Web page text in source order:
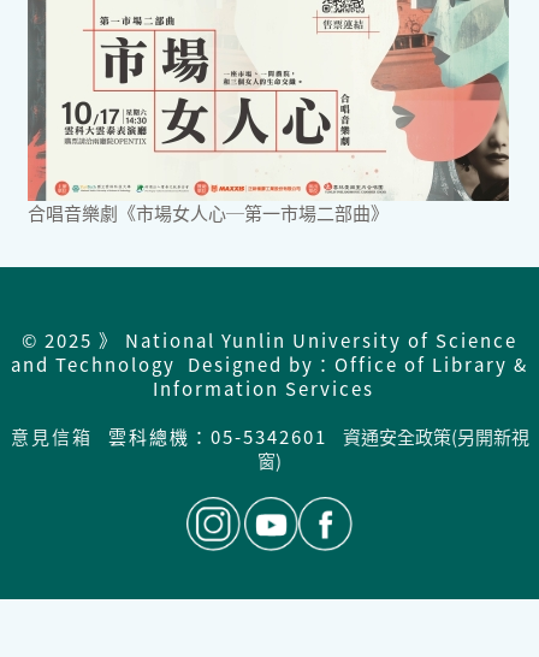
合唱音樂劇《市場女人心─第一市場二部曲》
© 2025 》 National Yunlin University of Science
and Technology Designed by：Office of Library &
Information Services
意見信箱
雲科總機：05-5342601
資通安全政策(另開新視
窗)